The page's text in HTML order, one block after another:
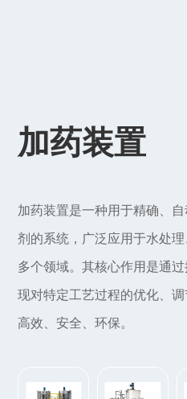
加药装置
加药装置是一种用于精确、
剂的系统，广泛应用于水处
多个领域。其核心作用是通
现对特定工艺过程的优化、
高效、安全、环保。